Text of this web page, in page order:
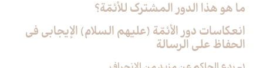
ما هو هذا الدور المشترك للأئمّة؟
انعكاسات دور الأئمّة (عليهم السلام) الإيجابي في
الحفاظ على الرسالة